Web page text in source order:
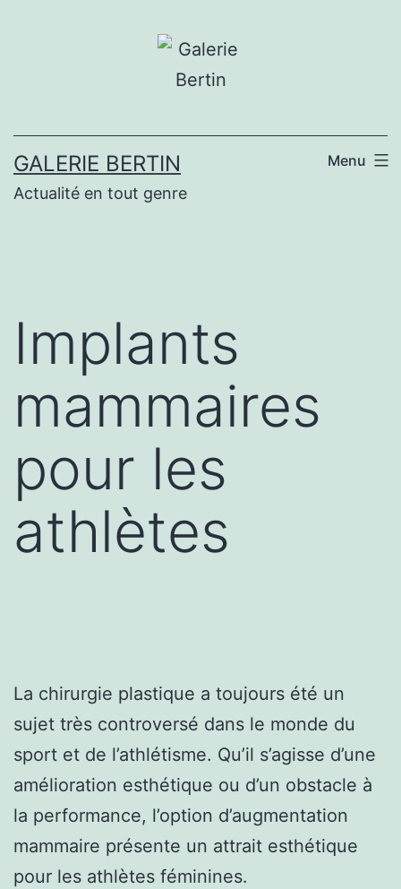
GALERIE BERTIN
Actualité en tout genre
Menu
Implants
mammaires
pour les
athlètes
La chirurgie plastique a toujours été un
sujet très controversé dans le monde du
sport et de l’athlétisme. Qu’il s’agisse d’une
amélioration esthétique ou d’un obstacle à
la performance, l’option d’augmentation
mammaire présente un attrait esthétique
pour les athlètes féminines.